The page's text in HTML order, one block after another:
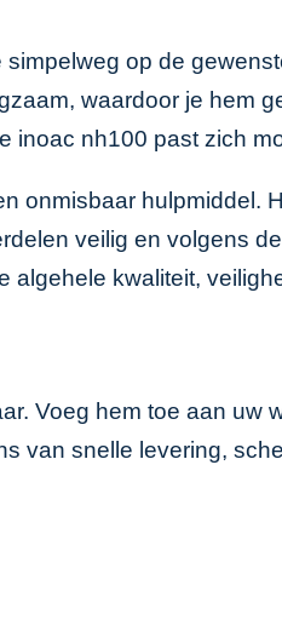
op de
waardoor je hem
inoac nh100 past zich
onmisbaar hulpmiddel.
veilig en volgens
kwaliteit,
Voeg hem toe aan uw
van snelle levering,